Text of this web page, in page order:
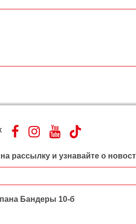
рассылку и узнавайте о
Бандеры 10-б